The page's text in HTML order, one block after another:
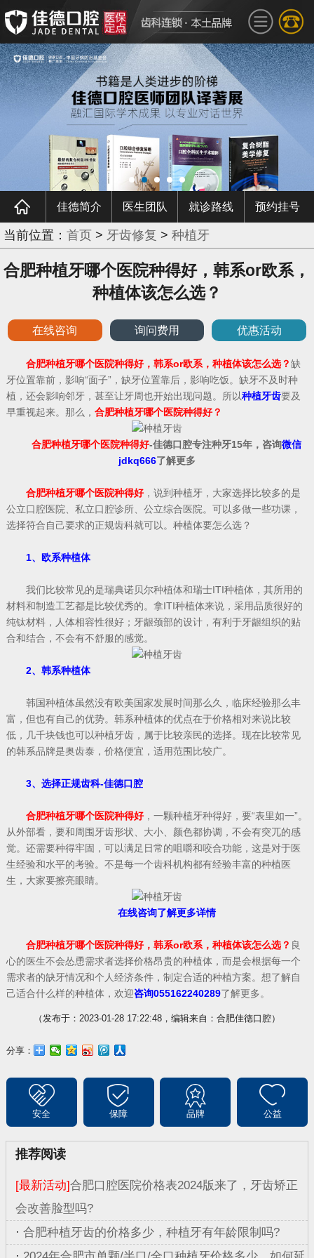
佳德简介 医生团队 就诊路线 预约挂号
当前位置： 首页 > 牙齿修复 > 种植牙
合肥种植牙哪个医院种得好，韩系or欧系，
种植体该怎么选？
在线咨询 询问费用 优惠活动
合肥种植牙哪个医院种得好，韩系or欧系，种植体该怎么选？缺
牙位置靠前，影响“面子”，缺牙位置靠后，影响吃饭。缺牙不及时种
植，还会影响邻牙，甚至让牙周也开始出现问题。所以种植牙齿要及
早重视起来。那么， 合肥种植牙哪个医院种得好？
合肥种植牙哪个医院种得好-佳德口腔专注种牙15年，咨询微信
jdkq666了解更多
合肥种植牙哪个医院种得好，说到种植牙，大家选择比较多的是
公立口腔医院、私立口腔诊所、公立综合医院。可以多做一些功课，
选择符合自己要求的正规齿科就可以。种植体要怎么选？
1、欧系种植体
我们比较常见的是瑞典诺贝尔种植体和瑞士ITI种植体，其所用的
材料和制造工艺都是比较优秀的。拿ITI种植体来说，采用品质很好的
纯钛材料，人体相容性很好；牙龈颈部的设计，有利于牙龈组织的贴
合和结合，不会有不舒服的感觉。
2、韩系种植体
韩国种植体虽然没有欧美国家发展时间那么久，临床经验那么丰
富，但也有自己的优势。韩系种植体的优点在于价格相对来说比较
低，几千块钱也可以种植牙齿，属于比较亲民的选择。现在比较常见
的韩系品牌是奥齿泰，价格便宜，适用范围比较广。
3、选择正规齿科-佳德口腔
合肥种植牙哪个医院种得好，一颗种植牙种得好，要“表里如一”。
从外部看，要和周围牙齿形状、大小、颜色都协调，不会有突兀的感
觉。还需要种得牢固，可以满足日常的咀嚼和咬合功能，这是对于医
生经验和水平的考验。不是每一个齿科机构都有经验丰富的种植医
生，大家要擦亮眼睛。
在线咨询了解更多详情
合肥种植牙哪个医院种得好，韩系or欧系，种植体该怎么选？ 良
心的医生不会怂恿需求者选择价格昂贵的种植体，而是会根据每一个
需求者的缺牙情况和个人经济条件，制定合适的种植方案。想了解自
己适合什么样的种植体，欢迎咨询055162240289了解更多。
（发布于：2023-01-28 17:22:48，编辑来自：合肥佳德口腔）
分享：
安全 保障 品牌 公益
推荐阅读
[最新活动]合肥口腔医院价格表2024版来了，牙齿矫正
会改善脸型吗?
· 合肥种植牙齿的价格多少，种植牙有年龄限制吗?